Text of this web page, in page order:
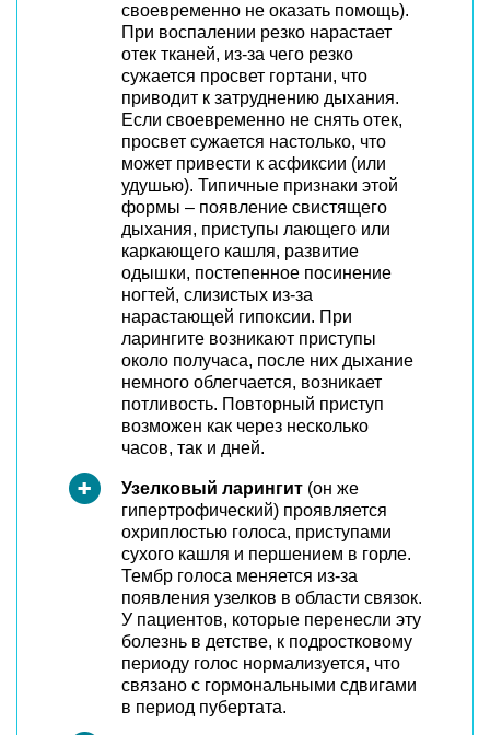
своевременно не оказать помощь).
При воспалении резко нарастает
отек тканей, из-за чего резко
сужается просвет гортани, что
приводит к затруднению дыхания.
Если своевременно не снять отек,
просвет сужается настолько, что
может привести к асфиксии (или
удушью). Типичные признаки этой
формы – появление свистящего
дыхания, приступы лающего или
каркающего кашля, развитие
одышки, постепенное посинение
ногтей, слизистых из-за
нарастающей гипоксии. При
ларингите возникают приступы
около получаса, после них дыхание
немного облегчается, возникает
потливость. Повторный приступ
возможен как через несколько
часов, так и дней.
Узелковый ларингит (он же
гипертрофический) проявляется
охриплостью голоса, приступами
сухого кашля и першением в горле.
Тембр голоса меняется из-за
появления узелков в области связок.
У пациентов, которые перенесли эту
болезнь в детстве, к подростковому
периоду голос нормализуется, что
связано с гормональными сдвигами
в период пубертата.